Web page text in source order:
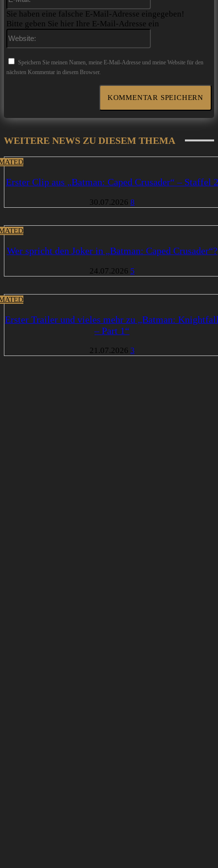
Sie haben eine falsche E-Mail-Adresse eingegeben!
Bitte geben Sie hier Ihre E-Mail-Adresse ein
Speichern Sie meinen Namen, meine E-Mail-Adresse und meine Website für den
nächsten Kommentar in diesem Browser.
WEITERE NEWS ZU DIESEM THEMA
Erster Clip aus „Batman: Caped Crusader“ – Staffel 2
30.07.2026 8
Wer spricht den Joker in „Batman: Caped Crusader“?
24.07.2026 5
Erster Trailer und vieles mehr zu „Batman:
– Part 1“
21.07.2026 3